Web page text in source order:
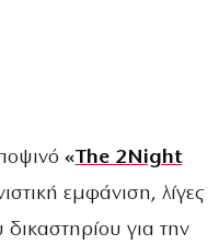
«The 2Night
εμφάνιση, λίγες
για την